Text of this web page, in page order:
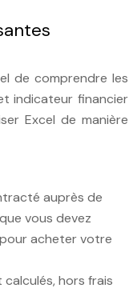
de comprendre les
indicateur financier
Excel de manière
auprès de
vous devez
acheter votre
hors frais